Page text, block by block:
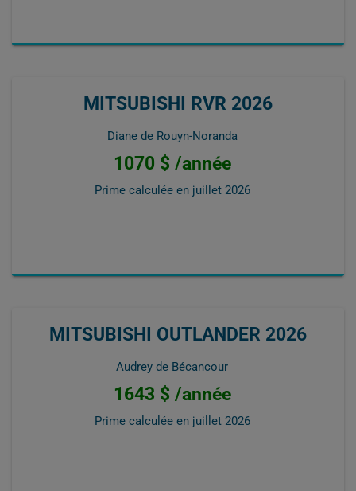
MITSUBISHI RVR 2026
Diane de Rouyn-Noranda
1070 $ /année
Prime calculée en juillet 2026
MITSUBISHI OUTLANDER 2026
Audrey de Bécancour
1643 $ /année
Prime calculée en juillet 2026